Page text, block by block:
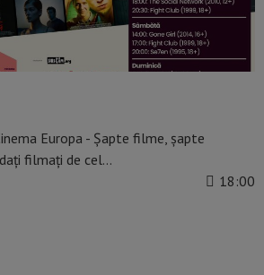
Europa - Șapte filme, șapte
filmați de cel…
18:00